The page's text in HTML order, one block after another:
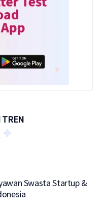
TREN
Swasta Startup &